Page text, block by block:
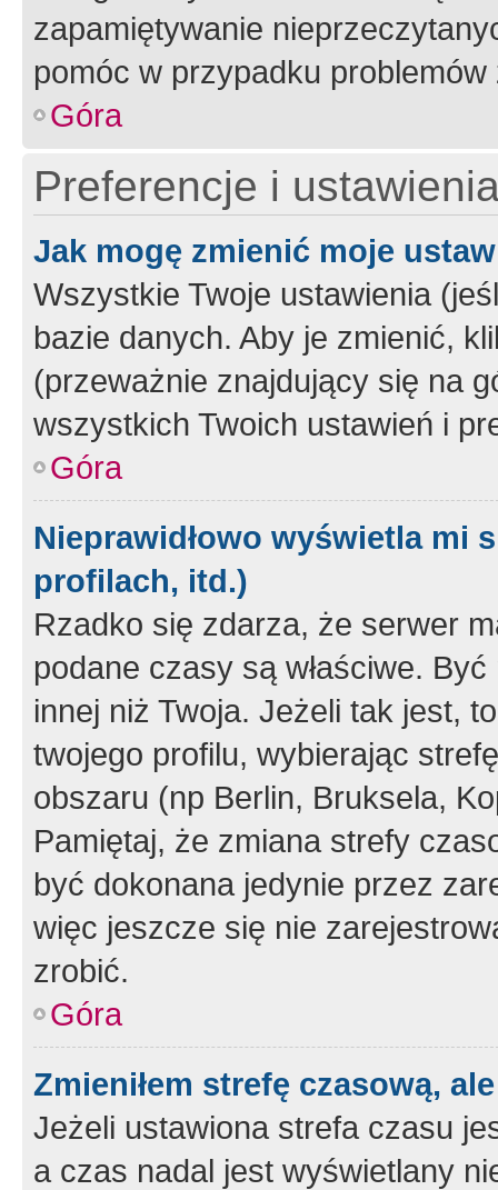
zapamiętywanie
pomóc w przypadku
Góra
Preferencje i
Jak mogę zmienić moje
Wszystkie Twoje ustawienia
bazie danych. Aby je zmienić,
(przeważnie znajdujący się na
wszystkich Twoich ustawień i
Góra
Nieprawidłowo wyświetla mi
profilach, itd.)
Rzadko się zdarza, że serwer
podane czasy są właściwe.
innej niż Twoja. Jeżeli tak jest,
twojego profilu, wybierając
obszaru (np Berlin, Bruksela,
Pamiętaj, że zmiana strefy
być dokonana jedynie przez
więc jeszcze się nie
zrobić.
Góra
Zmieniłem strefę czasową,
Jeżeli ustawiona strefa czasu
a czas nadal jest wyświetlany